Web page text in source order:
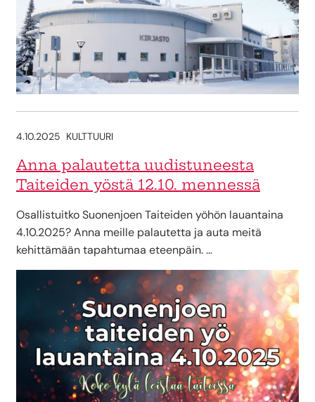
4.10.2025 KULTTUURI
Anna palautetta uudistuneesta
Taiteiden yöstä 12.10. mennessä
Osallistuitko Suonenjoen Taiteiden yöhön lauantaina
4.10.2025? Anna meille palautetta ja auta meitä
kehittämään tapahtumaa eteenpäin. …